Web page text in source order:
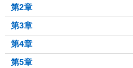
第2章
第3章
第4章
第5章